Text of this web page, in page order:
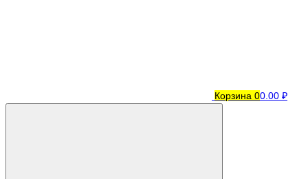
Корзина 00.00 ₽